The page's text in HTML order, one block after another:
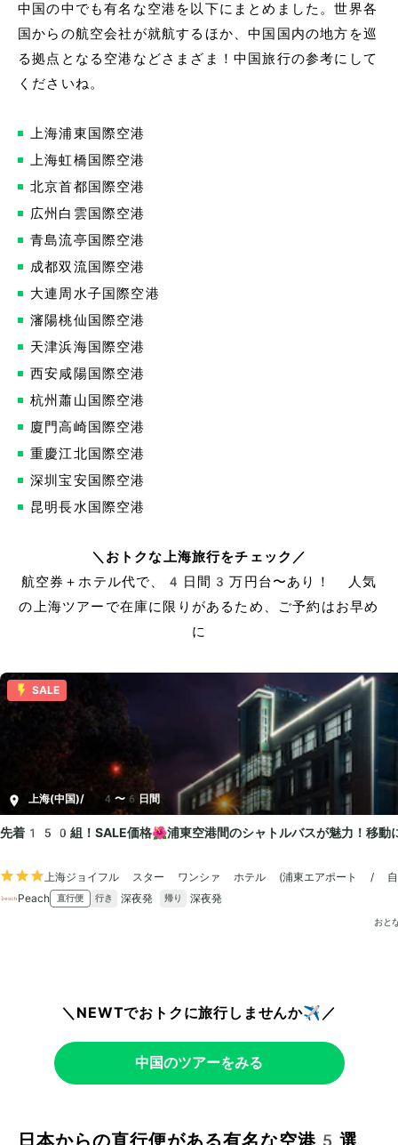
中国の中でも有名な空港を以下にまとめました。世界各
国からの航空会社が就航するほか、中国国内の地方を巡
る拠点となる空港などさまざま！中国旅行の参考にして
くださいね。
上海浦東国際空港
上海虹橋国際空港
北京首都国際空港
広州白雲国際空港
青島流亭国際空港
成都双流国際空港
大連周水子国際空港
瀋陽桃仙国際空港
天津浜海国際空港
西安咸陽国際空港
杭州蕭山国際空港
廈門高崎国際空港
重慶江北国際空港
深圳宝安国際空港
昆明長水国際空港
＼おトクな上海旅行をチェック／
航空券＋ホテル代で、4日間3万円台〜あり！ 人気
の上海ツアーで在庫に限りがあるため、ご予約はお早め
に
＼NEWTでおトクに旅行しませんか✈️／
中国のツアーをみる